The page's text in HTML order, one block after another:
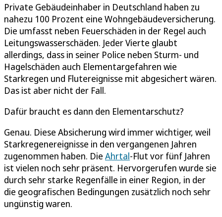
Private Gebäudeinhaber in Deutschland haben zu
nahezu 100 Prozent eine Wohngebäudeversicherung.
Die umfasst neben Feuerschäden in der Regel auch
Leitungswasserschäden. Jeder Vierte glaubt
allerdings, dass in seiner Police neben Sturm- und
Hagelschäden auch Elementargefahren wie
Starkregen und Flutereignisse mit abgesichert wären.
Das ist aber nicht der Fall.
Dafür braucht es dann den Elementarschutz?
Genau. Diese Absicherung wird immer wichtiger, weil
Starkregenereignisse in den vergangenen Jahren
zugenommen haben. Die Ahrtal-Flut vor fünf Jahren
ist vielen noch sehr präsent. Hervorgerufen wurde sie
durch sehr starke Regenfälle in einer Region, in der
die geografischen Bedingungen zusätzlich noch sehr
ungünstig waren.